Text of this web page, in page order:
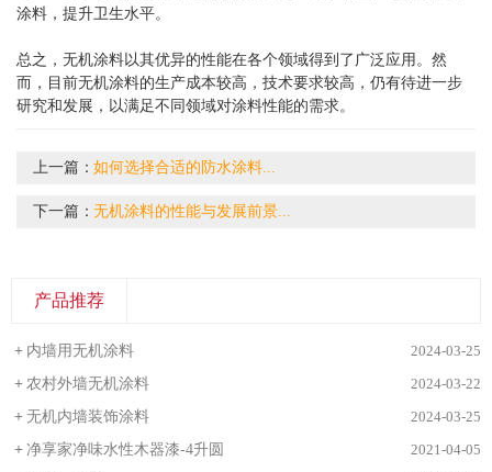
涂料，提升卫生水平。
总之，无机涂料以其优异的性能在各个领域得到了广泛应用。然
而，目前无机涂料的生产成本较高，技术要求较高，仍有待进一步
研究和发展，以满足不同领域对涂料性能的需求。
上一篇：​如何选择合适的防水涂料...
下一篇：​无机涂料的性能与发展前景...
产品推荐
+ 内墙用无机涂料
2024-03-25
+ 农村外墙无机涂料
2024-03-22
+ 无机内墙装饰涂料
2024-03-25
+ 净享家净味水性木器漆-4升圆
2021-04-05